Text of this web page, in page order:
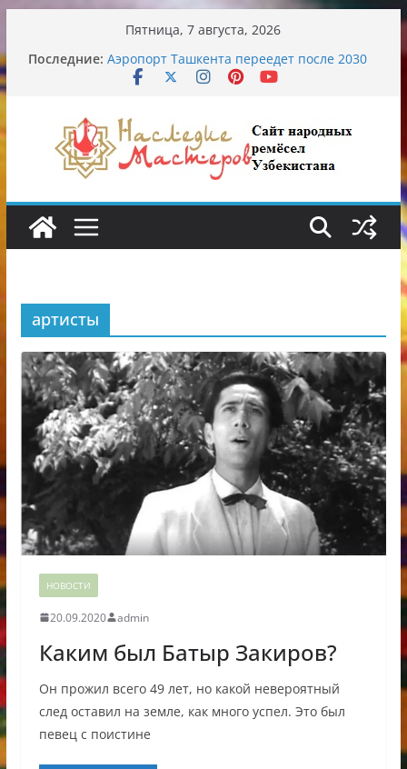
содержимому
Пятница, 7 августа, 2026
Последние: Аэропорт Ташкента переедет после 2030
года
Обрушение на одном из ключевых
перекрёстков Ташкента: перекрыт
путепровод на Буюк Ипак Йули
Узбекские традиционные узоры:
символика и происхождение
артисты
НОВОСТИ
20.09.2020 admin
Каким был Батыр Закиров?
Он прожил всего 49 лет, но какой невероятный
след оставил на земле, как много успел. Это был
певец с поистине